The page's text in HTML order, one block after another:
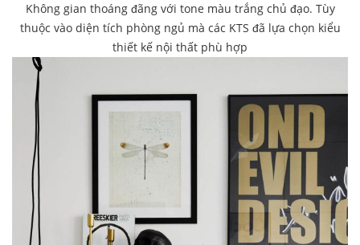
Không gian thoáng đãng với tone màu trắng chủ đạo. Tùy
thuộc vào diện tích phòng ngủ mà các KTS đã lựa chọn kiểu
thiết kế nội thất phù hợp